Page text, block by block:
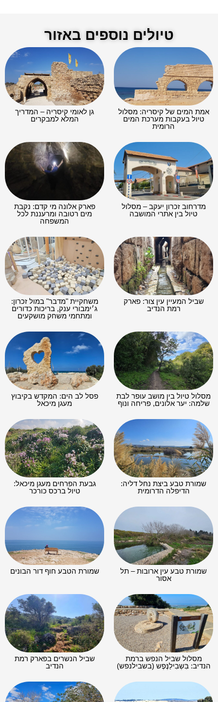
טיולים נוספים באזור
אמת המים של קיסריה: מסלול
טיול בעקבות מערכת המים
הרומית
גן לאומי קיסריה – המדריך
המלא למבקרים
מדרחוב זכרון יעקב – מסלול
טיול בין אתרי המושבה
פארק אלונה מי קדם: נקבת
מים רטובה ומרעננת לכל
המשפחה
שביל המעיין עין צור: פארק
רמת הנדיב
משחקיית "מדבר" במול זכרון:
ג׳ימבורי ענק, בריכות כדורים
ומתחמי משחק מושקעים
מסלול טיול בין מושב עופר לבת
שלמה: יער אלונים, פריחה ונוף
פסל לב הים: המקדש בקיבוץ
מעגן מיכאל
שמורת טבע ביצת נחל דליה:
הדיפלה הדרומית
גבעת הפרחים מעגן מיכאל:
טיול ברכס כורכר
שמורת טבע עין ארובות – תל
אסור
שמורת הטבע חוף דור הבונים
מסלול שביל הנפש ברמת
הנדיב: בִּשְבִילַנֶּפֶש (בשבילנפש)
שביל הנשרים בפארק רמת
הנדיב